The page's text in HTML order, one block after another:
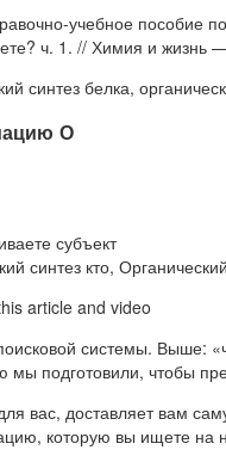
учебное пособие
ч. 1. // Химия и
синтез белка,
О
субъект
синтез кто,
article and video
системы. Выше:
мы подготовили, чтобы
вас, доставляет вам
которую вы ищете на